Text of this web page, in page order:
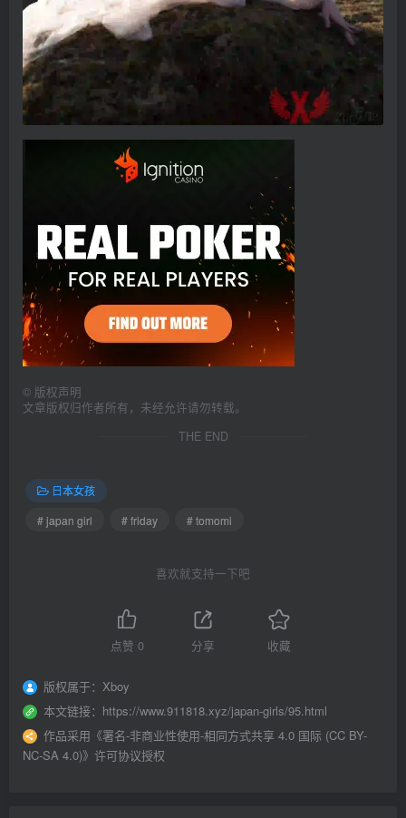
© 版权声明
文章版权归作者所有，未经允许请勿转载。
THE END
日本女孩
# japan girl
# friday # tomomi
喜欢就支持一下吧
点赞 0 分享 收藏
版权属于： Xboy
本文链接： https://www.911818.xyz/japan-girls/95.html
作品采用 《署名-非商业性使用-相同方式共享 4.0 国际 (CC BY-
NC-SA 4.0)》许可协议授权